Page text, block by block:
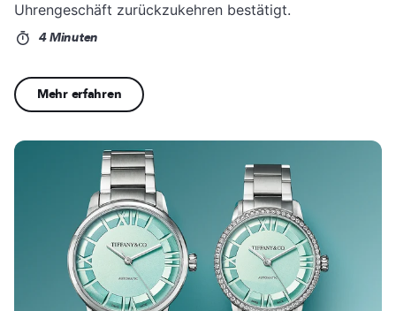
Uhrengeschäft zurückzukehren bestätigt.
4 Minuten
Mehr erfahren